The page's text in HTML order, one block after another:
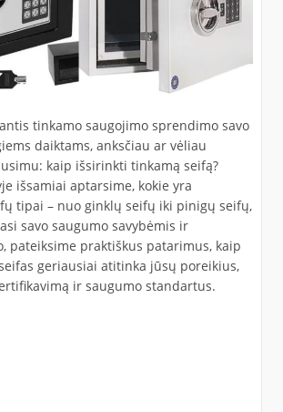
tinkamo saugojimo sprendimo savo
daiktams, anksčiau ar vėliau
kaip išsirinkti tinkamą seifą?
išsamiai aptarsime, kokie yra
tipai – nuo ginklų seifų iki pinigų seifų,
savo saugumo savybėmis ir
pateiksime praktiškus patarimus, kaip
geriausiai atitinka jūsų poreikius,
ir saugumo standartus.